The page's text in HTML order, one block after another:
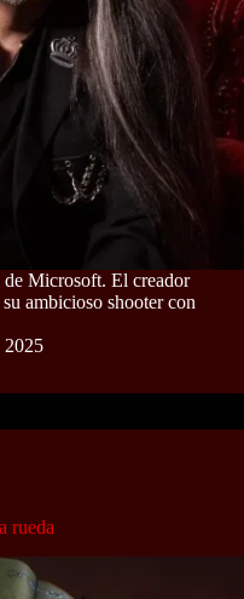
de Microsoft. El creador
ambicioso shooter con
2025
rueda